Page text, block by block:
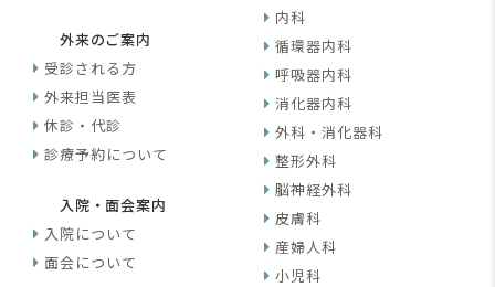
外来のご案内
受診される方
外来担当医表
休診・代診
診療予約について
入院・面会案内
入院について
面会について
内科
循環器内科
呼吸器内科
消化器内科
外科・消化器科
整形外科
脳神経外科
皮膚科
産婦人科
小児科